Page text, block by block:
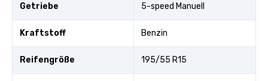
Getriebe 5-speed Manuell
Kraftstoff Benzin
Reifengröße 195/55 R15